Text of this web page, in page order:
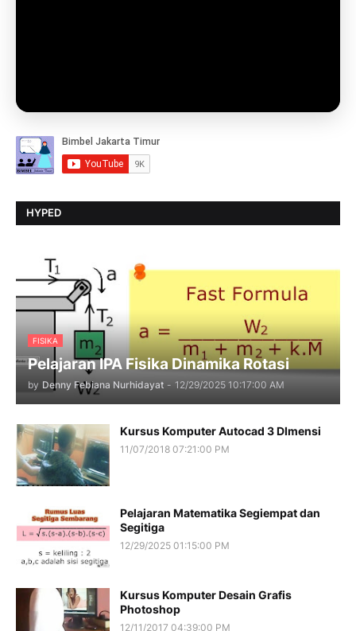
HYPED
FISIKA
Pelajaran IPA Fisika Dinamika Rotasi
by Denny Febiana Nurhidayat - 12/29/2025 10:17:00 AM
Kursus Komputer Autocad 3 DImensi
11/07/2018 07:21:00 PM
Pelajaran Matematika Segiempat dan
Segitiga
12/29/2025 01:15:00 PM
Kursus Komputer Desain Grafis
Photoshop
12/11/2017 04:39:00 PM